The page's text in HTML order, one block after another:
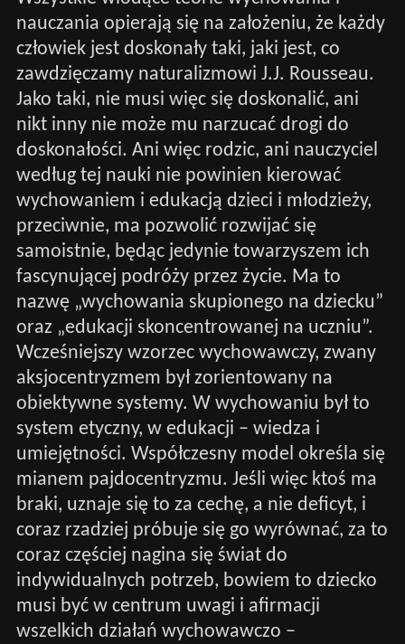
nauczania opierają się na założeniu, że każdy
człowiek jest doskonały taki, jaki jest, co
zawdzięczamy naturalizmowi J.J. Rousseau.
Jako taki, nie musi więc się doskonalić, ani
nikt inny nie może mu narzucać drogi do
doskonałości. Ani więc rodzic, ani nauczyciel
według tej nauki nie powinien kierować
wychowaniem i edukacją dzieci i młodzieży,
przeciwnie, ma pozwolić rozwijać się
samoistnie, będąc jedynie towarzyszem ich
fascynującej podróży przez życie. Ma to
nazwę „wychowania skupionego na dziecku”
oraz „edukacji skoncentrowanej na uczniu”.
Wcześniejszy wzorzec wychowawczy, zwany
aksjocentryzmem był zorientowany na
obiektywne systemy. W wychowaniu był to
system etyczny, w edukacji – wiedza i
umiejętności. Współczesny model określa się
mianem pajdocentryzmu. Jeśli więc ktoś ma
braki, uznaje się to za cechę, a nie deficyt, i
coraz rzadziej próbuje się go wyrównać, za to
coraz częściej nagina się świat do
indywidualnych potrzeb, bowiem to dziecko
musi być w centrum uwagi i afirmacji
wszelkich działań wychowawczo –